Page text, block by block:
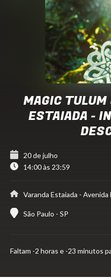
MAGIC TULUM
ESTAIADA -
20 de julho
14:00 às 23:59
Varanda Estaiada - Avenida
São Paulo - SP
Faltam -2 horas e -23 minutos